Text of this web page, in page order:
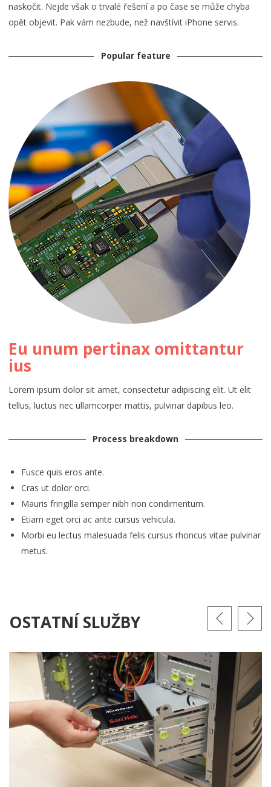
naskočit. Nejde však o trvalé řešení a po čase se může chyba
opět objevit. Pak vám nezbude, než navštívit iPhone servis.
Popular feature
Eu unum pertinax omittantur
ius
Lorem ipsum dolor sit amet, consectetur adipiscing elit. Ut elit
tellus, luctus nec ullamcorper mattis, pulvinar dapibus leo.
Process breakdown
Fusce quis eros ante.
Cras ut dolor orci.
Mauris fringilla semper nibh non condimentum.
Etiam eget orci ac ante cursus vehicula.
Morbi eu lectus malesuada felis cursus rhoncus vitae pulvinar
metus.
OSTATNÍ SLUŽBY